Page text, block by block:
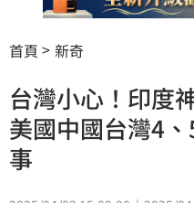
首頁 新奇
台灣小心！印度
美國中國台灣4
事